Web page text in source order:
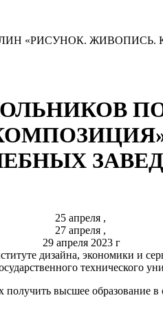
«РИСУНОК.
25 апреля ,
27 апреля ,
29 апреля 2023 г
дизайна, экономики и
технического
получить высшее образование в